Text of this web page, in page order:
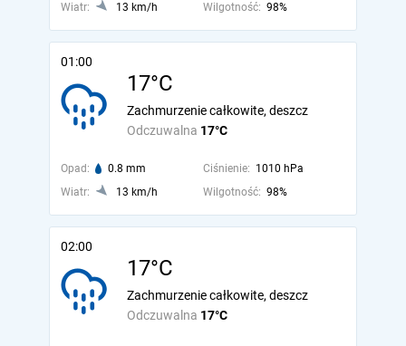
Wiatr:
13 km/h Wilgotność: 98%
01:00
17°C
Odczuwalna 17°C
Zachmurzenie całkowite, deszcz
Opad: 0.8 mm Ciśnienie: 1010 hPa
Wiatr:
13 km/h Wilgotność: 98%
02:00
17°C
Odczuwalna 17°C
Zachmurzenie całkowite, deszcz